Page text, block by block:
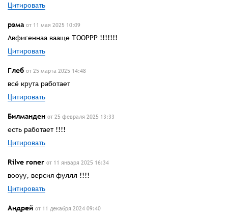
Цитировать
рэма от 11 мая 2025 10:09
Авфигеннаа вааще ТООРРР !!!!!!!
Цитировать
Глеб от 25 марта 2025 14:48
всё крута работает
Цитировать
Билманден от 25 февраля 2025 13:33
есть работает !!!!
Цитировать
Rilve roner от 11 января 2025 16:34
вооуу, версия фуллл !!!!
Цитировать
Андрей от 11 декабря 2024 09:40